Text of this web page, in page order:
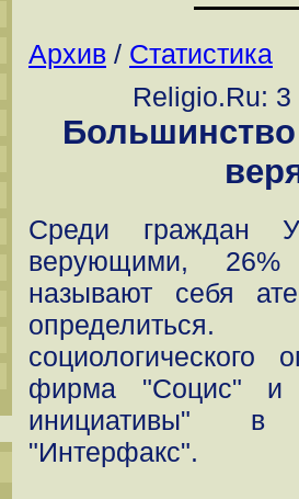
Архив / Статистика
Religio.Ru: 3
Среди граждан
верующими,
называют себя
социологического
фирма "Социс" и
инициативы" в
"Интерфакс".